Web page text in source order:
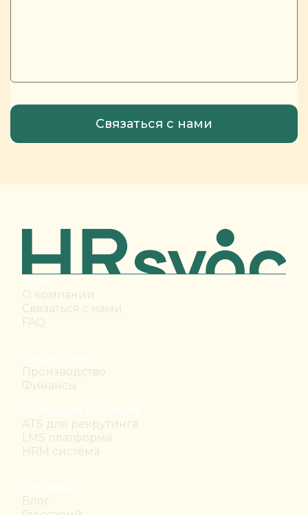
О компании
Связаться с нами
FAQ
Производство
Финансы
ATS для рекрутинга
LMS платформа
HRM система
Блог